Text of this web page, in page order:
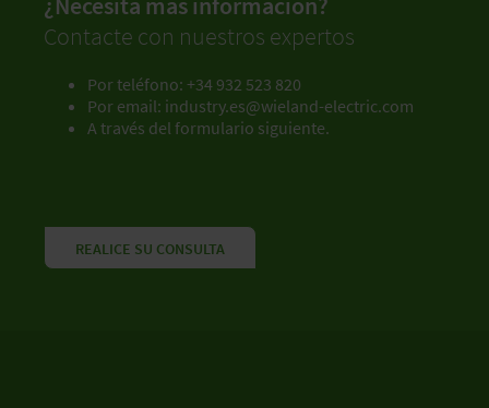
Contacte con nuestros expertos
Por teléfono: +34 932 523 820
Por email: industry.es@wieland-electric.com
A través del formulario siguiente.
REALICE SU CONSULTA